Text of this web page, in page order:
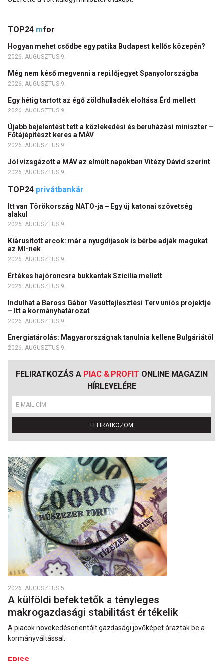
TOP24 mfor
Hogyan mehet csődbe egy patika Budapest kellős közepén?
2026. AUGUSZTUS 9.
Még nem késő megvenni a repülőjegyet Spanyolországba
2026. AUGUSZTUS 9.
Egy hétig tartott az égő zöldhulladék eloltása Érd mellett
2026. AUGUSZTUS 9.
Újabb bejelentést tett a közlekedési és beruházási miniszter –
Főtájépítészt keres a MÁV
2026. AUGUSZTUS 9.
Jól vizsgázott a MÁV az elmúlt napokban Vitézy Dávid szerint
2026. AUGUSZTUS 9.
TOP24 privátbankár
Itt van Törökország NATO-ja – Egy új katonai szövetség
alakul
2026. AUGUSZTUS 9.
Kiárusított arcok: már a nyugdíjasok is bérbe adják magukat
az MI-nek
2026. AUGUSZTUS 9.
Értékes hajóroncsra bukkantak Szicília mellett
2026. AUGUSZTUS 9.
Indulhat a Baross Gábor Vasútfejlesztési Terv uniós projektje
– Itt a kormányhatározat
2026. AUGUSZTUS 9.
Energiatárolás: Magyarországnak tanulnia kellene Bulgáriától
2026. AUGUSZTUS 9.
FELIRATKOZÁS A PIAC & PROFIT ONLINE MAGAZIN
HÍRLEVELÉRE
FELIRATKOZOM
2026. AUGUSZTUS 5.
A külföldi befektetők a tényleges
makrogazdasági stabilitást értékelik
A piacok növekedésorientált gazdasági jövőképet áraztak be a
kormányváltással.